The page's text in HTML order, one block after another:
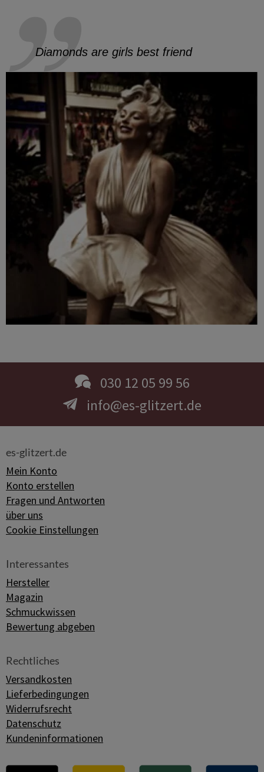
Diamonds are girls best friend
030 12 05 99 56
info@es-glitzert.de
es-glitzert.de
Mein Konto
Konto erstellen
Fragen und Antworten
über uns
Cookie Einstellungen
Interessantes
Hersteller
Magazin
Schmuckwissen
Bewertung abgeben
Rechtliches
Versandkosten
Lieferbedingungen
Widerrufsrecht
Datenschutz
Kundeninformationen